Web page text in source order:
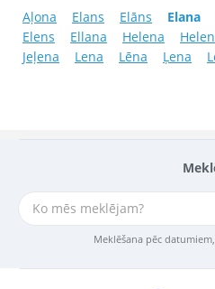
Meklēšana pēc
Aļona Elans Elāns Elana
Elens
Ellana Helena
Jeļena
Lena Lēna Ļena